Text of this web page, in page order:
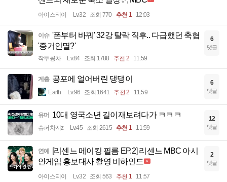
아이스티이 Lv.32 조회 770 추천 1 12:03
이슈 '폰부터 바꿔' 32강 탈락 직후.. 다급했던 축협
'증거인멸?'
작두콩차 Lv.84 조회 1788 추천 2 11:59
6
댓글
계층 공포에 얼어버린 댕댕이
Earth Lv.96 조회 1641 추천 2 11:59
6
댓글
유머 10대 영국소년 길이재보려다가 ㅋㅋㅋ
슈퍼차지z Lv.45 조회 2615 추천 1 11:59
12
댓글
연예
[리센느 메이킹 필름 EP.2] 리센느 MBC 아시
안게임 홍보대사 촬영 비하인드
아이스티이 Lv.32 조회 563 추천 1 11:57
2
댓글